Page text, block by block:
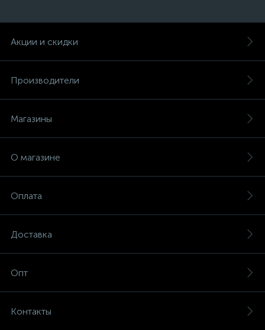
Акции и скидки
Производители
Магазины
О магазине
Оплата
Доставка
Опт
Контакты